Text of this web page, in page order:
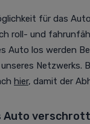
für das
roll- und
Auto los werden
Netzwerks.
hier, damit der